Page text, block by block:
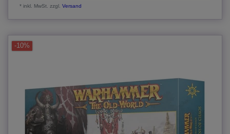
*inkl. MwSt. zzgl.Versand
-10%